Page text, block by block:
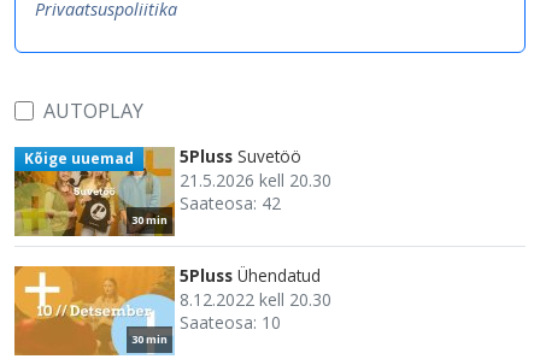
Privaatsuspoliitika
AUTOPLAY
30 min
Kõige uuemad 5Pluss Suvetöö
21.5.2026 kell 20.30
Saateosa: 42
30 min
5Pluss Ühendatud
8.12.2022 kell 20.30
Saateosa: 10